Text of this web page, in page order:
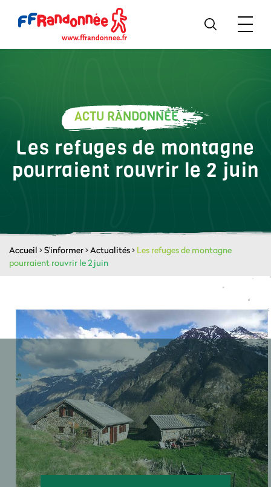
ACTU RANDONNÉE
Les refuges de montagne
pourraient rouvrir le 2 juin
Accueil >S'informer>Actualités> Les refuges de montagne
pourraient rouvrir le 2 juin